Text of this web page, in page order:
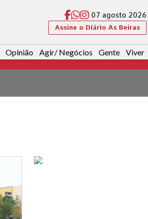
07 agosto 2026
Assine o Diário As Beiras
Opinião Agir/ Negócios Gente Viver